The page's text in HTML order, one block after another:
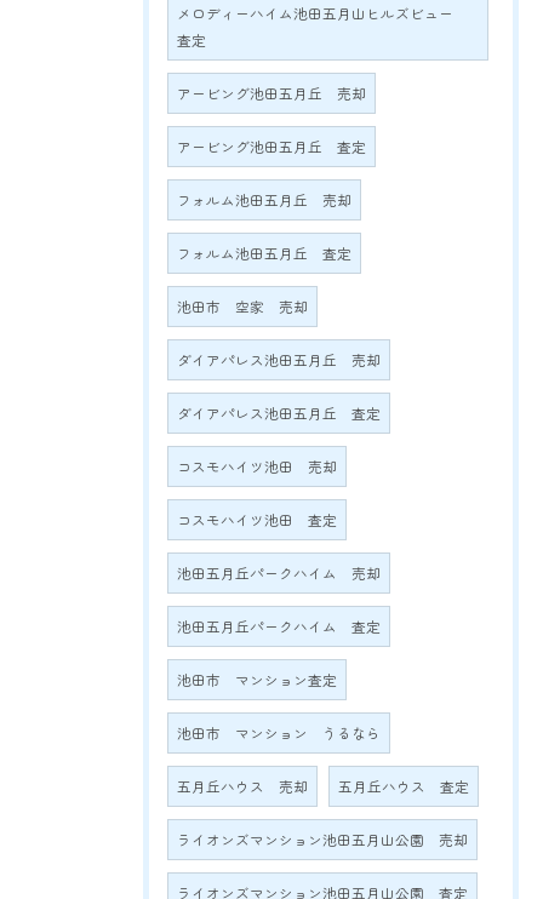
メロディーハイム池田五月山ヒルズビュー
査定
アービング池田五月丘 売却
アービング池田五月丘 査定
フォルム池田五月丘 売却
フォルム池田五月丘 査定
池田市 空家 売却
ダイアパレス池田五月丘 売却
ダイアパレス池田五月丘 査定
コスモハイツ池田 売却
コスモハイツ池田 査定
池田五月丘パークハイム 売却
池田五月丘パークハイム 査定
池田市 マンション査定
池田市 マンション うるなら
五月丘ハウス 売却 五月丘ハウス 査定
ライオンズマンション池田五月山公園 売却
ライオンズマンション池田五月山公園 査定